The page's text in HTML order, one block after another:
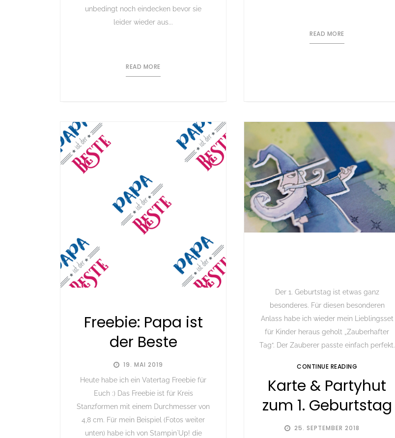
unbedingt noch eindecken bevor sie
leider wieder aus...
READ MORE
READ MORE
19. MAI 2019
Freebie: Papa ist
der Beste
Heute habe ich ein Vatertag Freebie für
Euch :) Das Freebie ist für Kreis
Stanzformen mit einem Durchmesser von
4,8 cm. Für mein Beispiel (Fotos weiter
unten) habe ich von Stampin´Up! die
25. SEPTEMBER 2018
Karte & Partyhut
zum 1. Geburtstag
Der 1. Geburtstag ist etwas ganz
besonderes. Für diesen besonderen
Anlass habe ich wieder mein Lieblingsset
für Kinder heraus geholt „Zauberhafter
Tag“. Der Zauberer passte einfach perfekt.
CONTINUE READING